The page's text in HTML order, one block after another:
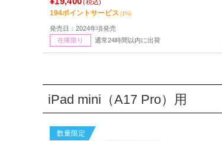
(税込)
194ポイントサービス (1%)
発売日：2024年頃発売
在庫限り
通常24時間以内に出荷
iPad mini（A17 Pro）用
数量限定